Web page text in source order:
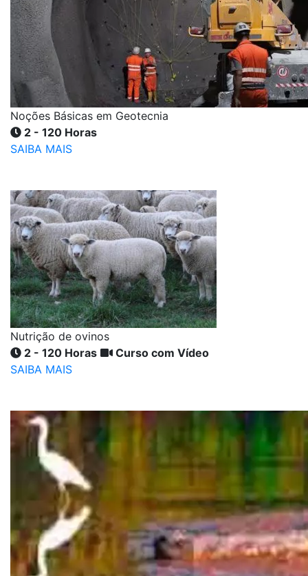
Noções Básicas em Geotecnia
2 - 120 Horas
SAIBA MAIS
Nutrição de ovinos
2 - 120 Horas
Curso com Vídeo
SAIBA MAIS